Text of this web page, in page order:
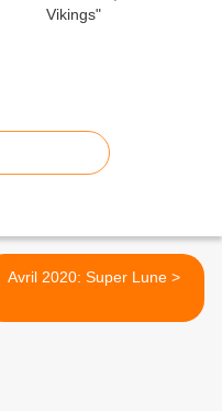
Avril 2020: Super Lune >